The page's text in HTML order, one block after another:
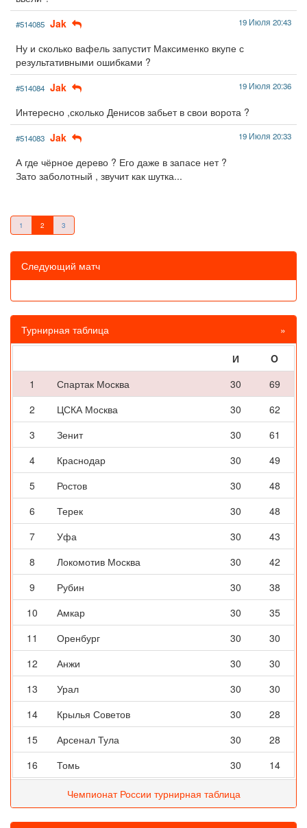
#514085 Jak 19 Июля 20:43
Ну и сколько вафель запустит Максименко вкупе с
результативными ошибками ?
#514084 Jak 19 Июля 20:36
Интересно ,сколько Денисов забьет в свои ворота ?
#514083 Jak 19 Июля 20:33
А где чёрное дерево ? Его даже в запасе нет ?
Зато заболотный , звучит как шутка...
1 2 3
Следующий матч
Турнирная таблица »
И
O
1
Спартак Москва 30
69
2
ЦСКА Москва 30
62
3
Зенит 30
61
4
Краснодар 30
49
5
Ростов 30
48
6
Терек 30
48
7
Уфа 30
43
8
Локомотив Москва 30
42
9
Рубин 30
38
10
Амкар 30
35
11
Оренбург 30
30
12
Анжи 30
30
13
Урал 30
30
14
Крылья Советов 30
28
15
Арсенал Тула 30
28
16
Томь 30 14
Чемпионат России турнирная таблица